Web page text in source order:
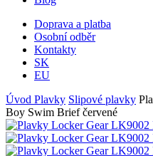
Doprava a platba
Osobní odběr
Kontakty
SK
EU
Úvod Plavky Slipové plavky
Boy Swim Brief červené